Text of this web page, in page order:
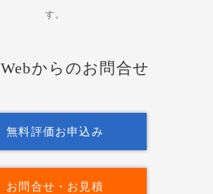
す。
Webからのお問合せ
無料評価お申込み
お問合せ・お見積